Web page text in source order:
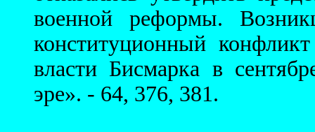
военной реформы.
конституционный
власти Бисмарка в
эре». - 64, 376, 381.